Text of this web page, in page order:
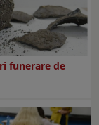
funerare de